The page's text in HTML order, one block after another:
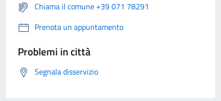
Chiama il comune +39 071 78291
Prenota un appuntamento
Problemi in città
Segnala disservizio